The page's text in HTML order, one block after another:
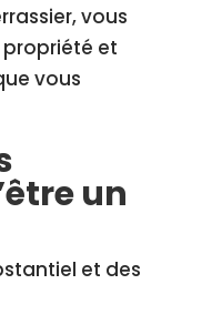
vous
et
vous
un
et des